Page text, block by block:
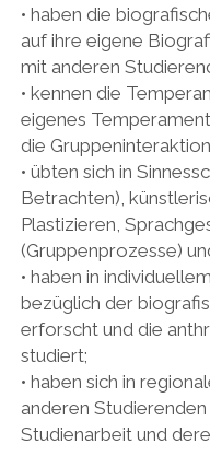
• haben die
auf ihre eigene
mit anderen
• kennen die
eigenes
die
• übten sich in
Betrachten),
Plastizieren,
(Gruppenprozesse)
• haben in
bezüglich der
erforscht und die
studiert;
• haben sich in
anderen
Studienarbeit und